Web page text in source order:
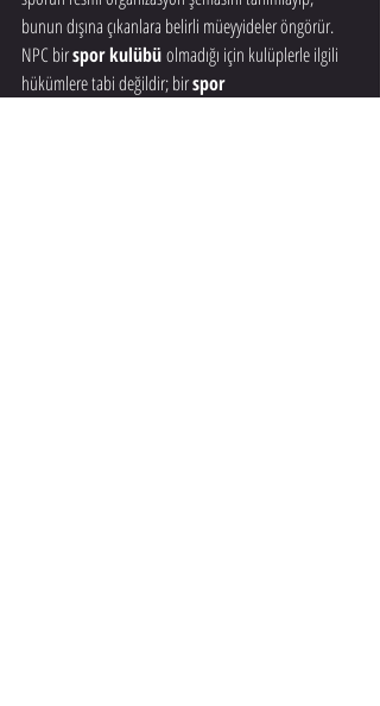
bunun dışına çıkanlara belirli müeyyideler öngörür.
NPC bir spor kulübü olmadığı için kulüplerle ilgili
hükümlere tabi değildir; bir spor